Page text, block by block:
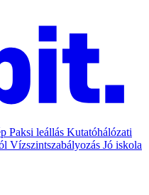
Paksi leállás Kutatóhálózati
Vízszintszabályozás Jó iskola